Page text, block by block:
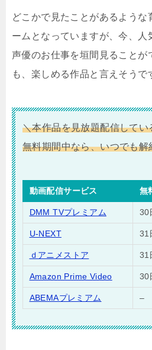
どこかで見たことがあるような
ームとなっていますが、今、人
声優のお仕事を垣間見ることが
も、楽しめる作品と言えそうで
＼本作品を見放題配信して
無料期間中なら、いつでも解
動画配信サービス 無
DMM TVプレミアム 30
U-NEXT 31
ｄアニメストア 31
Amazon Prime Video 30
ABEMAプレミアム –